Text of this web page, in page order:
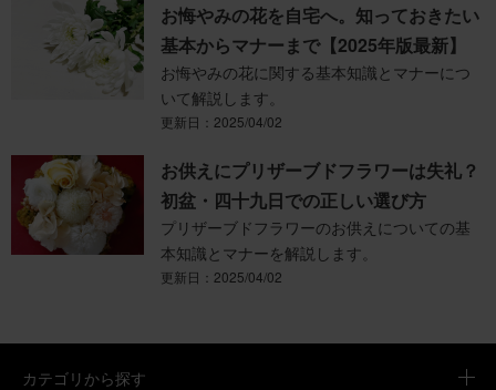
お悔やみの花を自宅へ。知っておきたい
基本からマナーまで【2025年版最新】
お悔やみの花に関する基本知識とマナーにつ
いて解説します。
更新日：2025/04/02
お供えにプリザーブドフラワーは失礼？
初盆・四十九日での正しい選び方
プリザーブドフラワーのお供えについての基
本知識とマナーを解説します。
更新日：2025/04/02
カテゴリから探す